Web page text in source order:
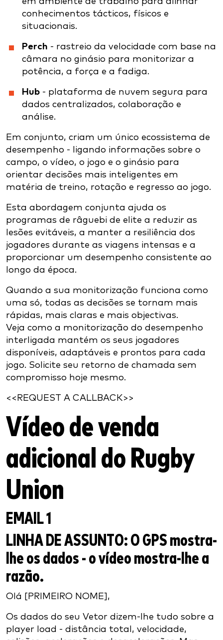
conhecimentos tácticos, físicos e
situacionais.
Perch - rastreio da velocidade com base na
câmara no ginásio para monitorizar a
potência, a força e a fadiga.
Hub - plataforma de nuvem segura para
dados centralizados, colaboração e
análise.
Em conjunto, criam um único ecossistema de
desempenho - ligando informações sobre o
campo, o vídeo, o jogo e o ginásio para
orientar decisões mais inteligentes em
matéria de treino, rotação e regresso ao jogo.
Esta abordagem conjunta ajuda os
programas de râguebi de elite a reduzir as
lesões evitáveis, a manter a resiliência dos
jogadores durante as viagens intensas e a
proporcionar um desempenho consistente ao
longo da época.
Quando a sua monitorização funciona como
uma só, todas as decisões se tornam mais
rápidas, mais claras e mais objectivas.
Veja como a monitorização do desempenho
interligada mantém os seus jogadores
disponíveis, adaptáveis e prontos para cada
jogo. Solicite seu retorno de chamada sem
compromisso hoje mesmo.
<<REQUEST A CALLBACK>>
Vídeo de venda
adicional do Rugby
Union
EMAIL 1
LINHA DE ASSUNTO: O GPS mostra-
lhe os dados - o vídeo mostra-lhe a
razão.
Olá [PRIMEIRO NOME],
Os dados do seu Vetor dizem-lhe tudo sobre a
player load - distância total, velocidade,